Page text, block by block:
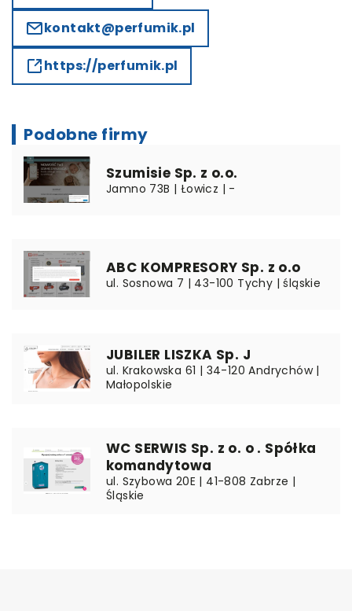
kontakt@perfumik.pl
https://perfumik.pl
Podobne firmy
Szumisie Sp. z o.o.
Jamno 73B | Łowicz | -
ABC KOMPRESORY Sp. z o.o
ul. Sosnowa 7 | 43-100 Tychy | śląskie
JUBILER LISZKA Sp. J
ul. Krakowska 61 | 34-120 Andrychów |
Małopolskie
WC SERWIS Sp. z o. o . Spółka
komandytowa
ul. Szybowa 20E | 41-808 Zabrze |
Śląskie